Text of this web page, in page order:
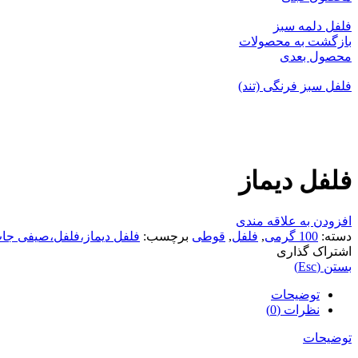
فلفل دلمه سبز
بازگشت به محصولات
محصول بعدی
فلفل سبز فرنگی (تند)
فلفل دیماز
افزودن به علاقه مندی
دسته: 100 گرمی , فلفل, قوطی برچسب: فلفل دیماز،فلفل،صیفی
اشتراک گذاری
بستن (Esc)
توضیحات
نظرات (0)
توضیحات